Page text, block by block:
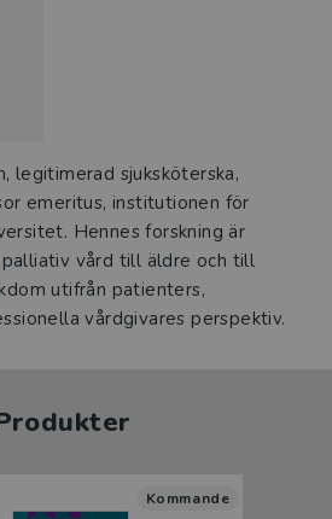
legitimerad sjuksköterska,
emeritus, institutionen för
Hennes forskning är
vård till äldre och till
utifrån patienters,
vårdgivares perspektiv.
Kommande